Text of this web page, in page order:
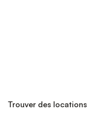
Trouver des locations